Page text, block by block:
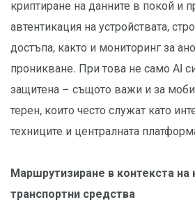
криптиране на данните в покой и
автентикация на устройствата,
достъпа, както и мониторинг за
проникване. При това не само AI
защитена – същото важи и за
терен, които често служат като
техниците и централната
Маршрутизиране в контекста на
транспортни средства